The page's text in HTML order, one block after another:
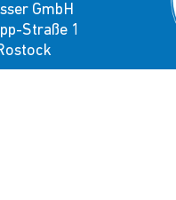
GmbH
Straße 1